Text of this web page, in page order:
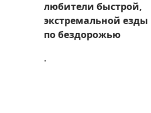
любители быстрой,
экстремальной езды
по бездорожью
.